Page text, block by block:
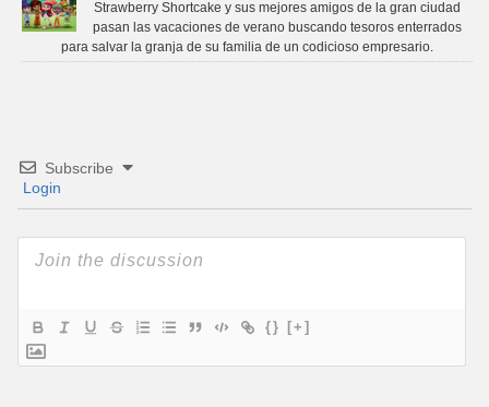
Strawberry Shortcake y sus mejores amigos de la gran ciudad
pasan las vacaciones de verano buscando tesoros enterrados
para salvar la granja de su familia de un codicioso empresario.
Subscribe
Login
{} [+]